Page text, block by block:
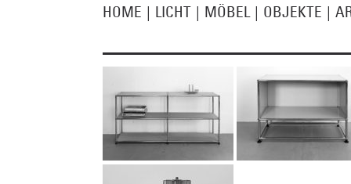
HOME | LICHT | MÖBEL | OBJEKTE |